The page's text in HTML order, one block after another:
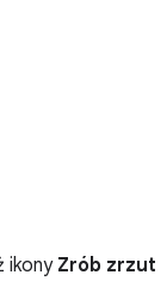
ikonyZrób zrzut